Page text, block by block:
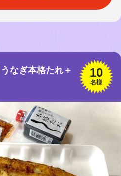
なぎ本格たれ＋
10
名様